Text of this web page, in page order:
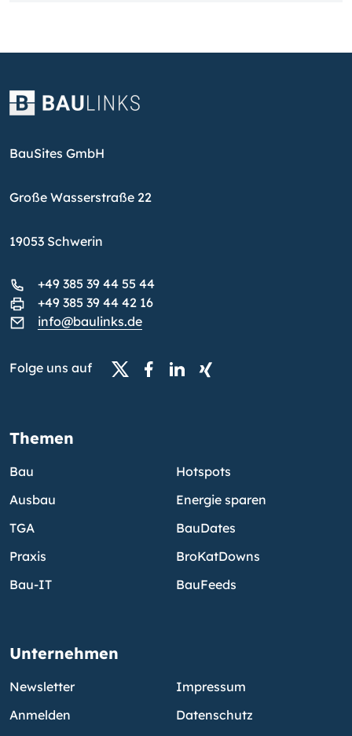
BauSites GmbH
Große Wasserstraße 22
19053 Schwerin
+49 385 39 44 55 44
+49 385 39 44 42 16
info@baulinks.de
Folge uns auf
Themen
Bau
Ausbau
TGA
Praxis
Bau-IT
Hotspots
Energie sparen
BauDates
BroKatDowns
BauFeeds
Unternehmen
Newsletter
Anmelden
Impressum
Datenschutz